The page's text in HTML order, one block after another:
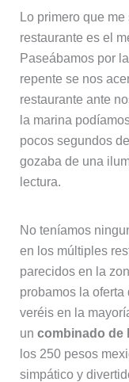
Lo primero que
restaurante es el
Paseábamos por
repente se nos
restaurante ante
la marina
pocos segundos
gozaba de una
lectura.
No teníamos
en los múltiples
parecidos en la
probamos la
veréis en la
un combinado de
los 250 pesos
simpático y